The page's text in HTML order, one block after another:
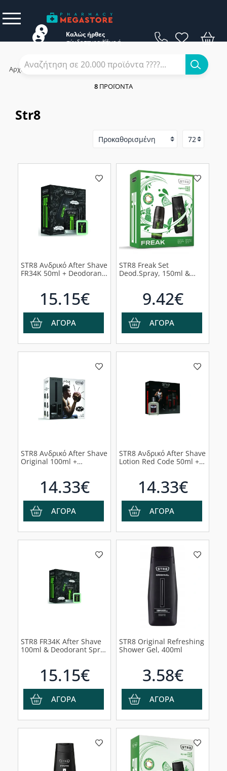
Καλώς ήρθες
Κάνε
σύνδεση ή
εγγραφή
Αρχική / Εταιρίες
Str8
8 ΠΡΟΪΌΝΤΑ
Str8
STR8 Ανδρικό After Shave
FR34K 50ml + Deodorant
15.15€
ΑΓΟΡΑ
STR8 Freak Set
Deod.Spray, 150ml &
9.42€
ΑΓΟΡΑ
STR8 Ανδρικό After Shave
Original 100ml +
14.33€
ΑΓΟΡΑ
STR8 Ανδρικό After Shave
Lotion Red Code 50ml +
Shower Gel 250ml
14.33€
ΑΓΟΡΑ
STR8 FR34K After Shave
100ml & Deodorant Spray
15.15€
ΑΓΟΡΑ
STR8 Original Refreshing
Shower Gel, 400ml
3.58€
ΑΓΟΡΑ